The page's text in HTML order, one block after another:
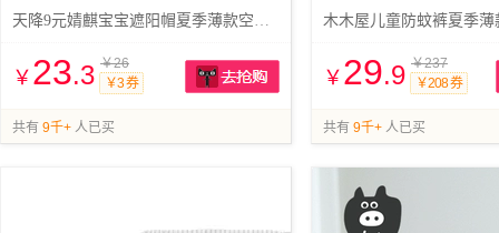
天降9元婧麒宝宝遮阳帽夏季薄款空顶儿童帽
￥ 23.3 ￥26
￥3 券
共有 9千+ 人已买
木木屋儿童防蚊裤夏季薄
￥ 29.9 ￥237
￥208 券
共有 9千+ 人已买